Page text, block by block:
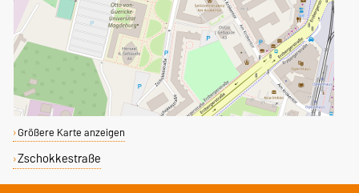
Größere Karte anzeigen
Zschokkestraße